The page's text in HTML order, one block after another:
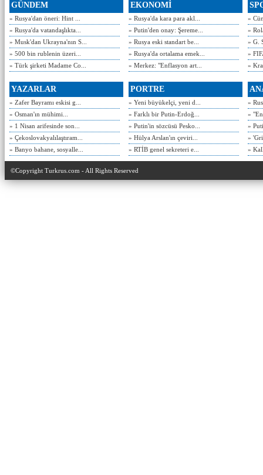
GÜNDEM
» Rusya'dan öneri: Hint ...
» Rusya'da vatandaşlıkta...
» Musk'dan Ukrayna'nın S...
» 500 bin rublenin üzeri...
» Türk şirketi Madame Co...
EKONOMİ
» Rusya'da kara para akl...
» Putin'den onay: Şereme...
» Rusya eski standart be...
» Rusya'da ortalama emek...
» Merkez: "Enflasyon art...
»
»
» G.
»
»
YAZARLAR
» Zafer Bayramı eskisi g...
» Osman'ın mühimi...
» 1 Nisan arifesinde son...
» Çekoslovakyalılaştıram...
» Banyo bahane, sosyalle...
PORTRE
» Yeni büyükelçi, yeni d...
» Farklı bir Putin-Erdoğ...
» Putin'in sözcüsü Pesko...
» Hülya Arslan'ın çeviri...
» RTİB genel sekreteri e...
»
»
»
»
»
©Copyright Turkrus.com - All Rights Reserved